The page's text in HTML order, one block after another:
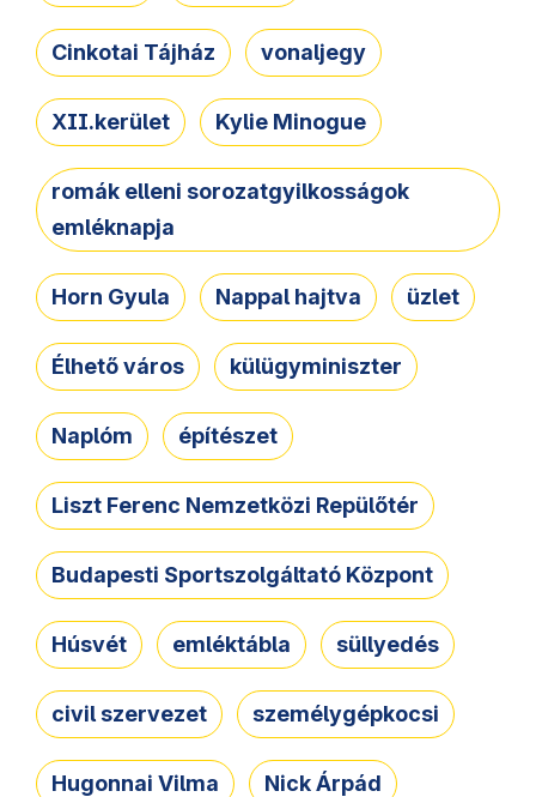
Cinkotai Tájház vonaljegy
XII.kerület Kylie Minogue
romák elleni sorozatgyilkosságok
emléknapja
Horn Gyula Nappal hajtva üzlet
Élhető város külügyminiszter
Naplóm építészet
Liszt Ferenc Nemzetközi Repülőtér
Budapesti Sportszolgáltató Központ
Húsvét emléktábla süllyedés
civil szervezet személygépkocsi
Hugonnai Vilma Nick Árpád